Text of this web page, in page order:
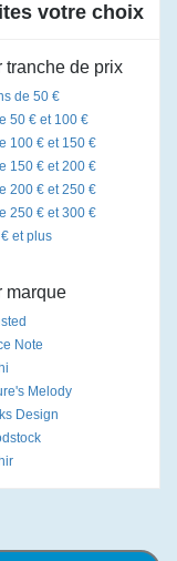
votre choix
tranche de prix
de 50 €
50 € et 100 €
100 € et 150 €
150 € et 200 €
200 € et 250 €
250 € et 300 €
et plus
marque
Note
Melody
Design